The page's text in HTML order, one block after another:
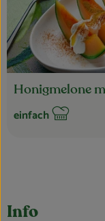
Honigmelone
Schwierigkeit:
einfach
Info